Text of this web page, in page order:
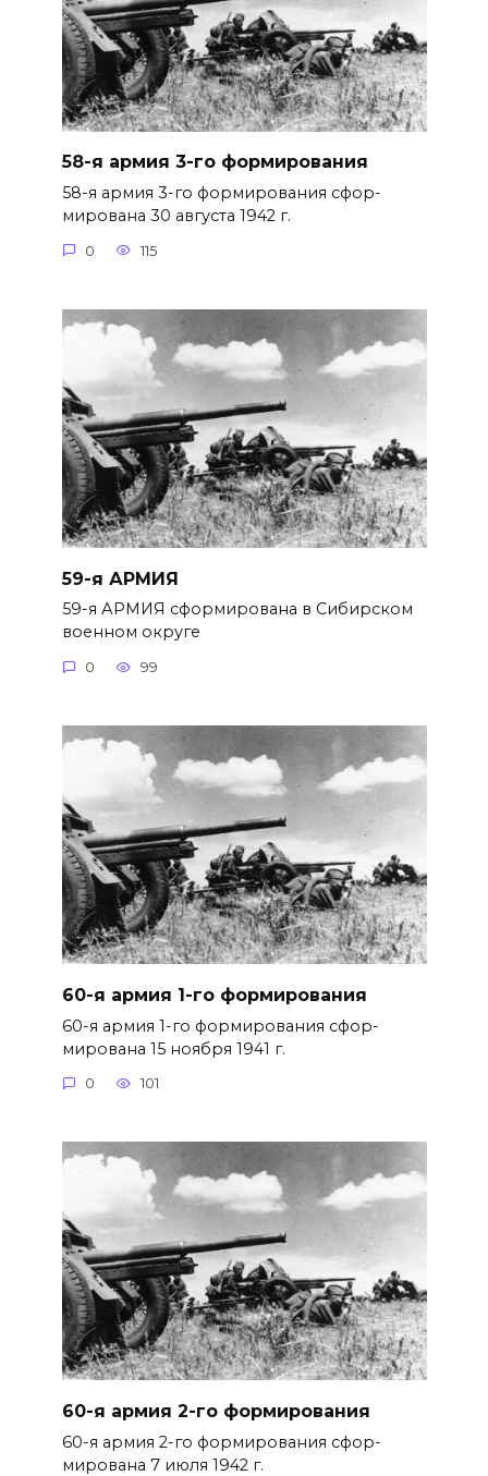
58-я армия 3-го формирования
58-я армия 3-го формирования сфор­
мирована 30 августа 1942 г.
0 115
59-я АРМИЯ
59-я АРМИЯ сформирована в Сибир­ском
военном округе
0 99
60-я армия 1-го формирования
60-я армия 1-го формирования сфор­
мирована 15 ноября 1941 г.
0 101
60-я армия 2-го формирования
60-я армия 2-го формирования сфор­
мирована 7 июля 1942 г.